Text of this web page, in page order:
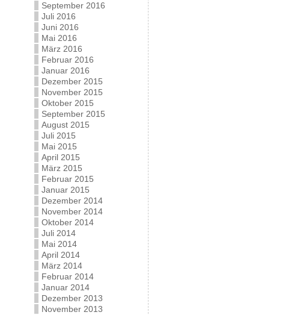
September 2016
Juli 2016
Juni 2016
Mai 2016
März 2016
Februar 2016
Januar 2016
Dezember 2015
November 2015
Oktober 2015
September 2015
August 2015
Juli 2015
Mai 2015
April 2015
März 2015
Februar 2015
Januar 2015
Dezember 2014
November 2014
Oktober 2014
Juli 2014
Mai 2014
April 2014
März 2014
Februar 2014
Januar 2014
Dezember 2013
November 2013